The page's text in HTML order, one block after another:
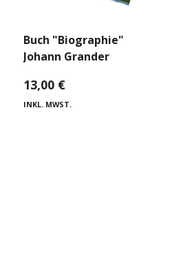
Buch "Biographie"
Johann Grander
13,00 €
INKL. MWST.